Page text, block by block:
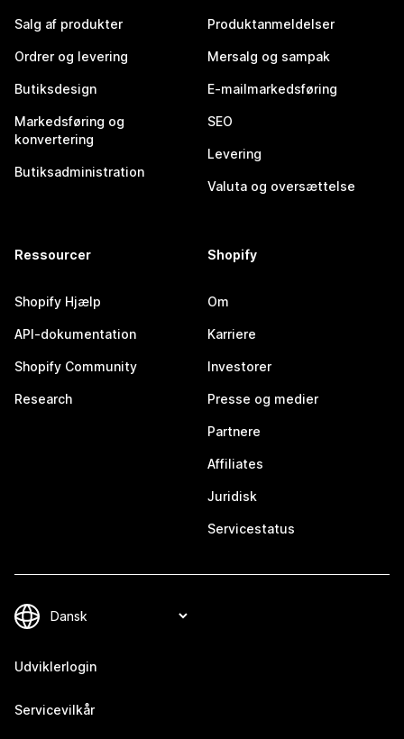
Salg af produkter
Ordrer og levering
Butiksdesign
Markedsføring og
konvertering
Butiksadministration
Produktanmeldelser
Mersalg og sampak
E-mailmarkedsføring
SEO
Levering
Valuta og oversættelse
Ressourcer
Shopify Hjælp
API-dokumentation
Shopify Community
Research
Shopify
Om
Karriere
Investorer
Presse og medier
Partnere
Affiliates
Juridisk
Servicestatus
Udviklerlogin
Servicevilkår